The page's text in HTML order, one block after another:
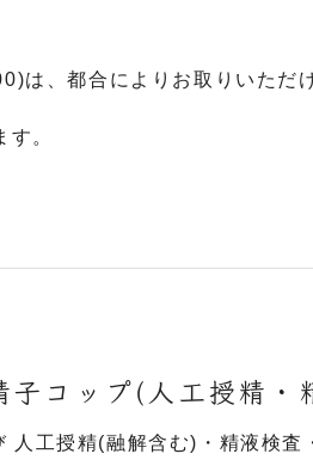
は、都合によりお取りいただ
。
子コップ(人工授精・
工授精(融解含む)・精液検査